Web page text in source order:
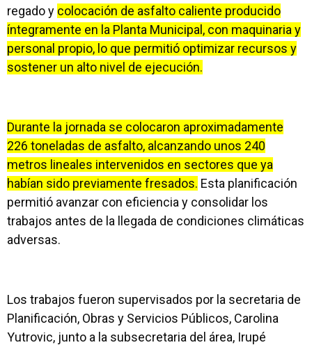
regado y colocación de asfalto caliente producido
íntegramente en la Planta Municipal, con maquinaria y
personal propio, lo que permitió optimizar recursos y
sostener un alto nivel de ejecución.
Durante la jornada se colocaron aproximadamente
226 toneladas de asfalto, alcanzando unos 240
metros lineales intervenidos en sectores que ya
habían sido previamente fresados. Esta planificación
permitió avanzar con eficiencia y consolidar los
trabajos antes de la llegada de condiciones climáticas
adversas.
Los trabajos fueron supervisados por la secretaria de
Planificación, Obras y Servicios Públicos, Carolina
Yutrovic, junto a la subsecretaria del área, Irupé